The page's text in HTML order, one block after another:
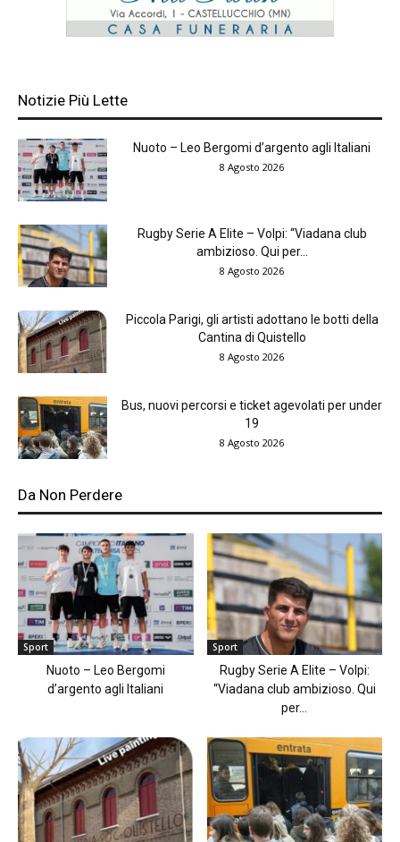
Notizie Più Lette
Nuoto – Leo Bergomi d’argento agli Italiani
8 Agosto 2026
Rugby Serie A Elite – Volpi: “Viadana club
ambizioso. Qui per...
8 Agosto 2026
Piccola Parigi, gli artisti adottano le botti della
Cantina di Quistello
8 Agosto 2026
Bus, nuovi percorsi e ticket agevolati per under
19
8 Agosto 2026
Da Non Perdere
Sport
Nuoto – Leo Bergomi
d’argento agli Italiani
Sport
Rugby Serie A Elite – Volpi:
“Viadana club ambizioso. Qui
per...